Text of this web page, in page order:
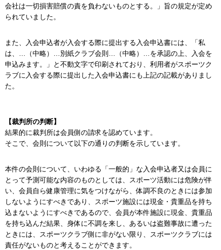
会社は一切損害賠償の責を負わないものとする。」旨の規定が定め
られていました。
また、入会申込者が入会する際に提出する入会申込書には、「私
は、…（中略）…別紙クラブ会則…（中略）…を承認の上、入会を
申込みます。」と不動文字で印刷されており、利用者がスポーツク
ラブに入会する際に提出した入会申込書にも上記の記載がありまし
た。
【裁判所の判断】
結果的に裁判所は会員側の請求を認めています。
そこで、会則について以下の通りの判断を示しています。
本件の会則について、いわゆる「一般的」な入会申込者又は会員に
とって予測可能な内容のものとしては、スポーツ活動には危険が伴
い、会員自ら健康管理に気をつけながら、体調不良のときには参加
しないようにすべきであり、スポーツ施設には現金・貴重品を持ち
込まないようにすべきであるので、会員が本件施設に現金、貴重品
を持ち込んだ結果、身体に不調を来し、あるいは盗難事故に遭った
ときには、スポーツクラブ側に非がない限り、スポーツクラブには
責任がないものと考えることができます。